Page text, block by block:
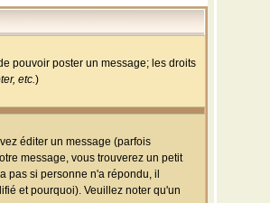
pouvoir poster un message; les droits
etc.)
éditer un message (parfois
message, vous trouverez un petit
pas si personne n'a répondu, il
et pourquoi). Veuillez noter qu'un